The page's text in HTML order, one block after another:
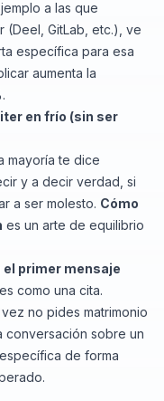
a las que
(Deel, GitLab, etc.), ve
específica para esa
aumenta la
en frío (sin ser
mayoría te dice
y a decir verdad, si
a ser molesto. Cómo
es un arte de equilibrio
el primer mensaje
como una cita.
no pides matrimonio
conversación sobre un
de forma